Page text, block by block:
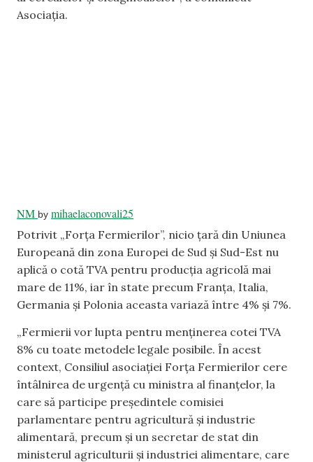
Asociația.
NM by mihaelaconovali25
Potrivit „Forța Fermierilor”, nicio țară din Uniunea
Europeană din zona Europei de Sud și Sud-Est nu
aplică o cotă TVA pentru producția agricolă mai
mare de 11%, iar în state precum Franța, Italia,
Germania și Polonia aceasta variază între 4% și 7%.
„Fermierii vor lupta pentru menținerea cotei TVA
8% cu toate metodele legale posibile. În acest
context, Consiliul asociației Forța Fermierilor cere
întâlnirea de urgență cu ministra al finanțelor, la
care să participe președintele comisiei
parlamentare pentru agricultură și industrie
alimentară, precum și un secretar de stat din
ministerul agriculturii și industriei alimentare, care